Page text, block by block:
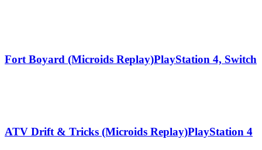
Fort Boyard (Microids Replay)PlayStation 4, Switch
ATV Drift & Tricks (Microids Replay)PlayStation 4